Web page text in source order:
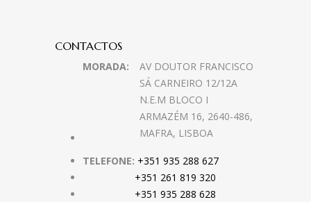
CONTACTOS
MORADA:
AV DOUTOR FRANCISCO
SÁ CARNEIRO 12/12A
N.E.M BLOCO I
ARMAZÉM 16, 2640-486,
MAFRA, LISBOA
TELEFONE: +351 935 288 627
+351 261 819 320
+351 935 288 628